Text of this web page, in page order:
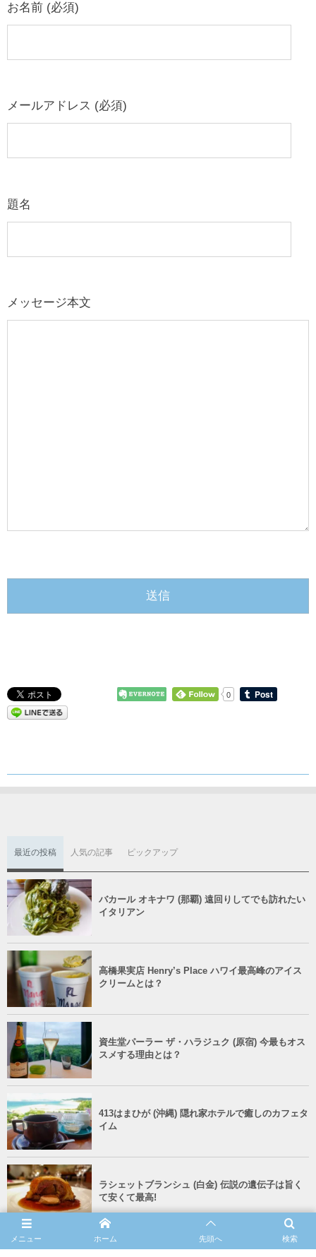
お名前 (必須)
メールアドレス (必須)
題名
メッセージ本文
0
最近の投稿 人気の記事 ピックアップ
バカール オキナワ (那覇) 遠回りしてでも訪れたい
イタリアン
高橋果実店 Henry’s Place ハワイ最高峰のアイス
クリームとは？
資生堂パーラー ザ・ハラジュク (原宿) 今最もオス
スメする理由とは？
413はまひが (沖縄) 隠れ家ホテルで癒しのカフェタ
イム
ラシェットブランシュ (白金) 伝説の遺伝子は旨く
て安くて最高!
メニュー 検索
ホーム 先頭へ